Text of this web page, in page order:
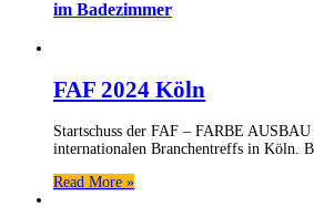
im Badezimmer
FAF 2024 Köln
Startschuss der FAF – FARBE
internationalen Branchentreffs in Köln.
Read More »